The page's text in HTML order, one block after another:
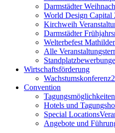
Darmstädter
World Design Capital
Kirchweih
Darmstädter
Welterbefest
Alle
Wirtschaftsförderung
Wachstumskonferenz
Convention
Tagungsmöglichkeiten
Hotels und
Special Locations
Angebote und